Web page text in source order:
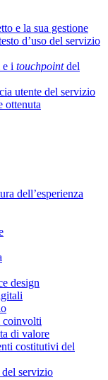
e la sua gestione
d’uso del servizio
e i touchpointdel
utente del servizio
ottenuta
dell’esperienza
design
coinvolti
di valore
costitutivi del
servizio